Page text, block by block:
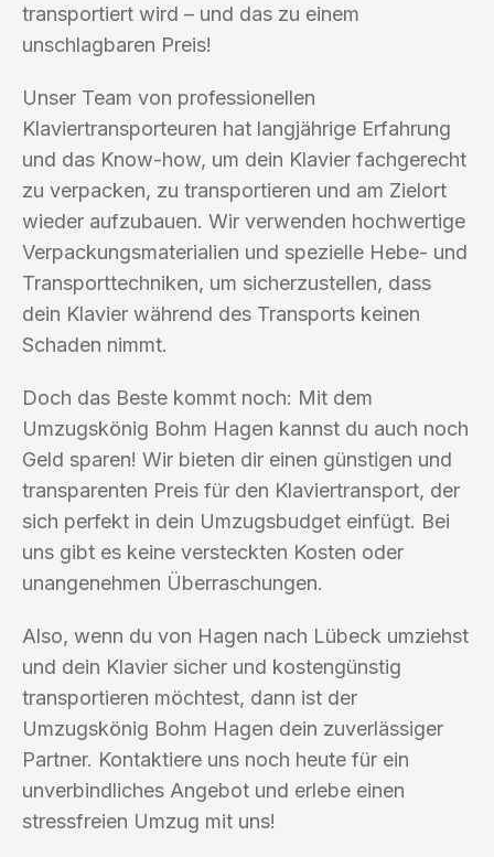
transportiert wird – und das zu einem
unschlagbaren Preis!
Unser Team von professionellen
Klaviertransporteuren hat langjährige Erfahrung
und das Know-how, um dein Klavier fachgerecht
zu verpacken, zu transportieren und am Zielort
wieder aufzubauen. Wir verwenden hochwertige
Verpackungsmaterialien und spezielle Hebe- und
Transporttechniken, um sicherzustellen, dass
dein Klavier während des Transports keinen
Schaden nimmt.
Doch das Beste kommt noch: Mit dem
Umzugskönig Bohm Hagen kannst du auch noch
Geld sparen! Wir bieten dir einen günstigen und
transparenten Preis für den Klaviertransport, der
sich perfekt in dein Umzugsbudget einfügt. Bei
uns gibt es keine versteckten Kosten oder
unangenehmen Überraschungen.
Also, wenn du von Hagen nach Lübeck umziehst
und dein Klavier sicher und kostengünstig
transportieren möchtest, dann ist der
Umzugskönig Bohm Hagen dein zuverlässiger
Partner. Kontaktiere uns noch heute für ein
unverbindliches Angebot und erlebe einen
stressfreien Umzug mit uns!